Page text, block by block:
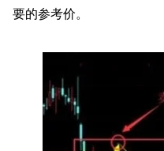
要的参考价。